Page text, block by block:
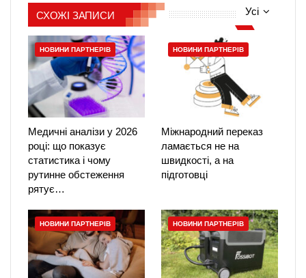
Усі
СХОЖІ ЗАПИСИ
НОВИНИ ПАРТНЕРІВ
Медичні аналізи у 2026
році: що показує
статистика і чому
рутинне обстеження
рятує…
НОВИНИ ПАРТНЕРІВ
Міжнародний переказ
ламається не на
швидкості, а на
підготовці
НОВИНИ ПАРТНЕРІВ НОВИНИ ПАРТНЕРІВ